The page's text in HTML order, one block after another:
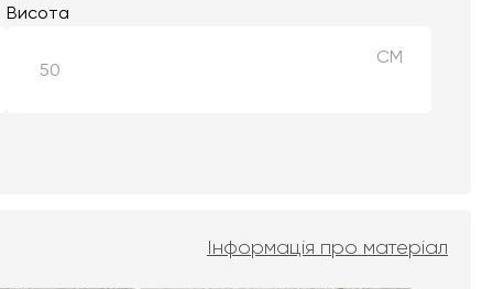
Висота
СМ
Інформація про матеріал